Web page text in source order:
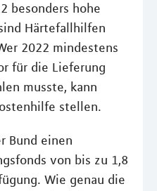
besonders hohe
Härtefallhilfen
2022 mindestens
für die Lieferung
musste, kann
stellen.
Bund einen
von bis zu 1,8
Wie genau die